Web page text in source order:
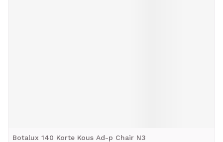
Botalux 140 Korte Kous Ad-p Chair N3